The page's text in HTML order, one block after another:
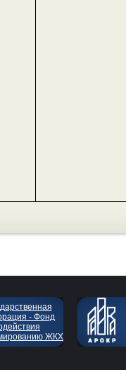
- Фонд
ЖКХ